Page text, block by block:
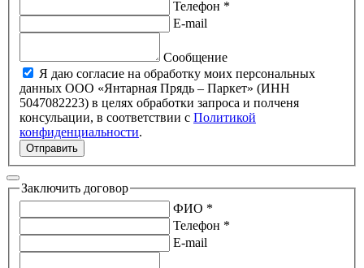
Телефон *
E-mail
Сообщение
Я даю согласие на обработку моих персональных
данных ООО «Янтарная Прядь – Паркет» (ИНН
5047082223) в целях обработки запроса и полченя
консульации, в соответствии с Политикой
конфиденциальности.
Отправить
Заключить договор
ФИО *
Телефон *
E-mail